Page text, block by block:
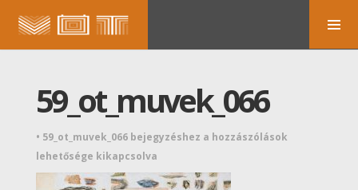
59_ot_muvek_066
• 59_ot_muvek_066 bejegyzéshez a hozzászólások
lehetősége kikapcsolva